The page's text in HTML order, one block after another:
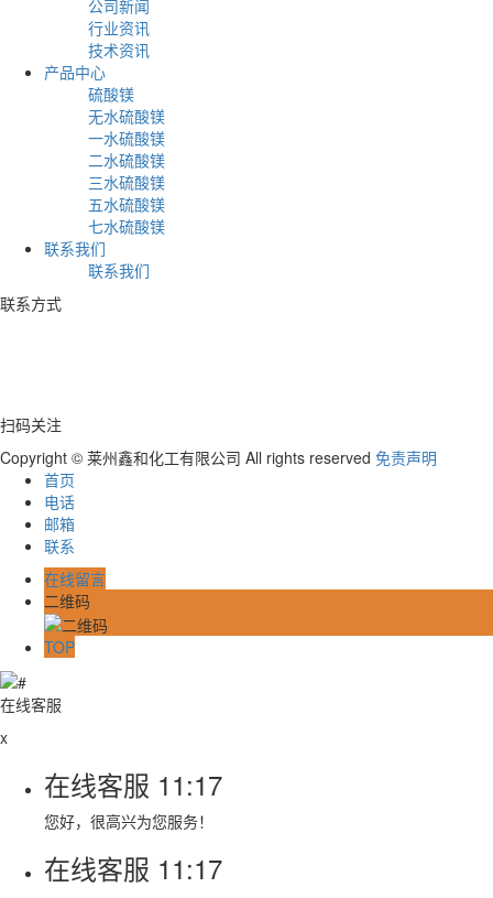
公司新闻
行业资讯
技术资讯
产品中心
硫酸镁
无水硫酸镁
一水硫酸镁
二水硫酸镁
三水硫酸镁
五水硫酸镁
七水硫酸镁
联系我们
联系我们
联系方式
扫码关注
Copyright © 莱州鑫和化工有限公司 All rights reserved 免责声明
首页
电话
邮箱
联系
在线留言
二维码
TOP
在线客服
x
在线客服 11:17
您好，很高兴为您服务！
在线客服 11:17